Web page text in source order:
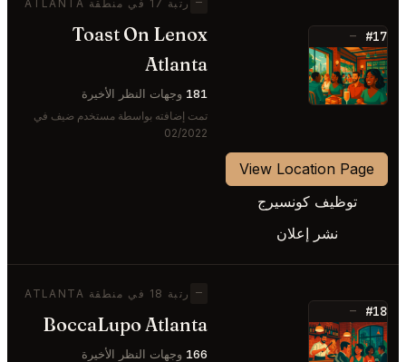
#17
—
⭐
رتبة 17 في منطقة ATLANTA
Toast On Lenox
Atlanta
181 وجهات النظر الأخيرة
تمت إضافته بواسطة مستخدم ضيف في
02/2022
View Location Page
توظيف كونسيرج
نشر إعلان
#18
—
⭐
— رتبة 18 في منطقة ATLANTA
BoccaLupo Atlanta
166 وجهات النظر الأخيرة